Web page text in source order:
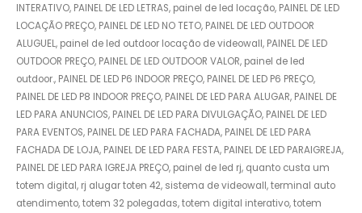
INTERATIVO, PAINEL DE LED LETRAS, painel de led locação, PAINEL DE LED
LOCAÇÃO PREÇO, PAINEL DE LED NO TETO, PAINEL DE LED OUTDOOR
ALUGUEL, painel de led outdoor locação de videowall, PAINEL DE LED
OUTDOOR PREÇO, PAINEL DE LED OUTDOOR VALOR, painel de led
outdoor., PAINEL DE LED P6 INDOOR PREÇO, PAINEL DE LED P6 PREÇO,
PAINEL DE LED P8 INDOOR PREÇO, PAINEL DE LED PARA ALUGAR, PAINEL DE
LED PARA ANUNCIOS, PAINEL DE LED PARA DIVULGAÇÃO, PAINEL DE LED
PARA EVENTOS, PAINEL DE LED PARA FACHADA, PAINEL DE LED PARA
FACHADA DE LOJA, PAINEL DE LED PARA FESTA, PAINEL DE LED PARAIGREJA,
PAINEL DE LED PARA IGREJA PREÇO, painel de led rj, quanto custa um
totem digital, rj alugar toten 42, sistema de videowall, terminal auto
atendimento, totem 32 polegadas, totem digital interativo, totem